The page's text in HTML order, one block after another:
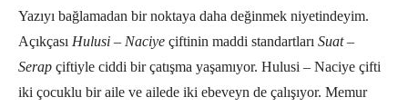
Yazıyı bağlamadan bir noktaya daha değinmek niyetindeyim.
Açıkçası Hulusi – Naciye çiftinin maddi standartları Suat –
Serap çiftiyle ciddi bir çatışma yaşamıyor. Hulusi – Naciye çifti
iki çocuklu bir aile ve ailede iki ebeveyn de çalışıyor. Memur